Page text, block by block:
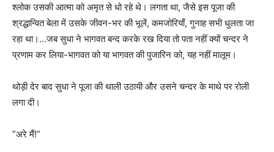
श्लोक उसकी आत्मा को अमृत से धो रहे थे। लगता था, जैसे इस पूजा की
श्रद्धान्वित बेला में उसके जीवन-भर की भूलें, कमजोरियाँ, गुनाह सभी धुलता जा
रहा था।…जब सुधा ने भागवत बन्द करके रख दिया तो पता नहीं क्यों चन्दर ने
प्रणाम कर लिया-भागवत को या भागवत की पुजारिन को, यह नहीं मालूम।
थोड़ी देर बाद सुधा ने पूजा की थाली उठायी और उसने चन्दर के माथे पर रोली
लगा दी।
”अरे मैं!”